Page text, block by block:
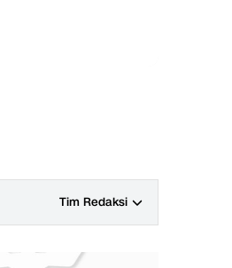
Tim Redaksi